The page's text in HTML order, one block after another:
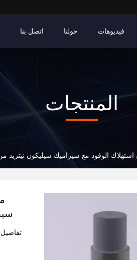
فيديوهات حولنا اتصل بنا
المنتجات
استهلاك الوقود مع سيراميك سيليكون
تفاصيل